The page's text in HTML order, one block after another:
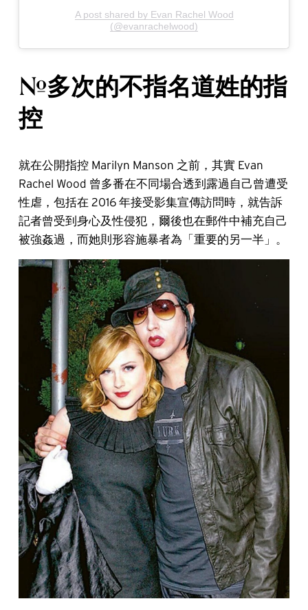
A post shared by Evan Rachel Wood
(@evanrachelwood)
#多次的不指名道姓的指
控
就在公開指控 Marilyn Manson 之前，其實 Evan
Rachel Wood 曾多番在不同場合透到露過自己曾遭受
性虐，包括在 2016 年接受影集宣傳訪問時，就告訴
記者曾受到身心及性侵犯，爾後也在郵件中補充自己
被強姦過，而她則形容施暴者為「重要的另一半」。